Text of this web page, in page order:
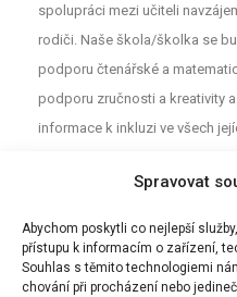
Spravovat
Abychom poskytli co nejlepší
přístupu k informacím o zařízení,
Souhlas s těmito technologiemi
chování při procházení nebo
spolupráci mezi učiteli
rodiči. Naše škola/školka se
podporu čtenářské a
podporu zručnosti a kreativity
informace k inkluzi ve všech
vzdělávání mezi rodiči, učiteli